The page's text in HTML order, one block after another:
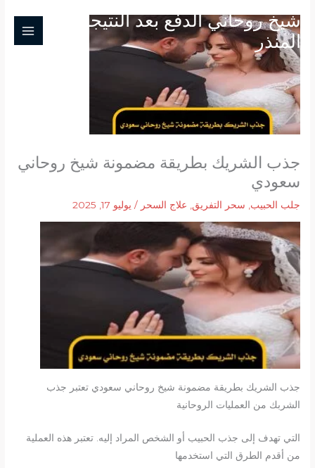
المحتوى
شيخ روحاني الدفع بعد النتيجة ابو
المنذر
جذب الشريك بطريقة مضمونة شيخ روحاني
سعودي
جلب الحبيب سحر التفريق علاج السحر / يوليو 17, 2025
جذب الشريك بطريقة مضمونة شيخ روحاني سعودي تعتبر جذب
الشربك من العمليات الروحانية
التي تهدف إلى جذب الحبيب أو الشخص المراد إليه. تعتبر هذه العملية
من أقدم الطرق التي استخدمها